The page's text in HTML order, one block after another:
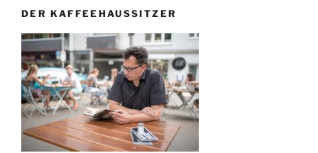
DER KAFFEEHAUSSITZER